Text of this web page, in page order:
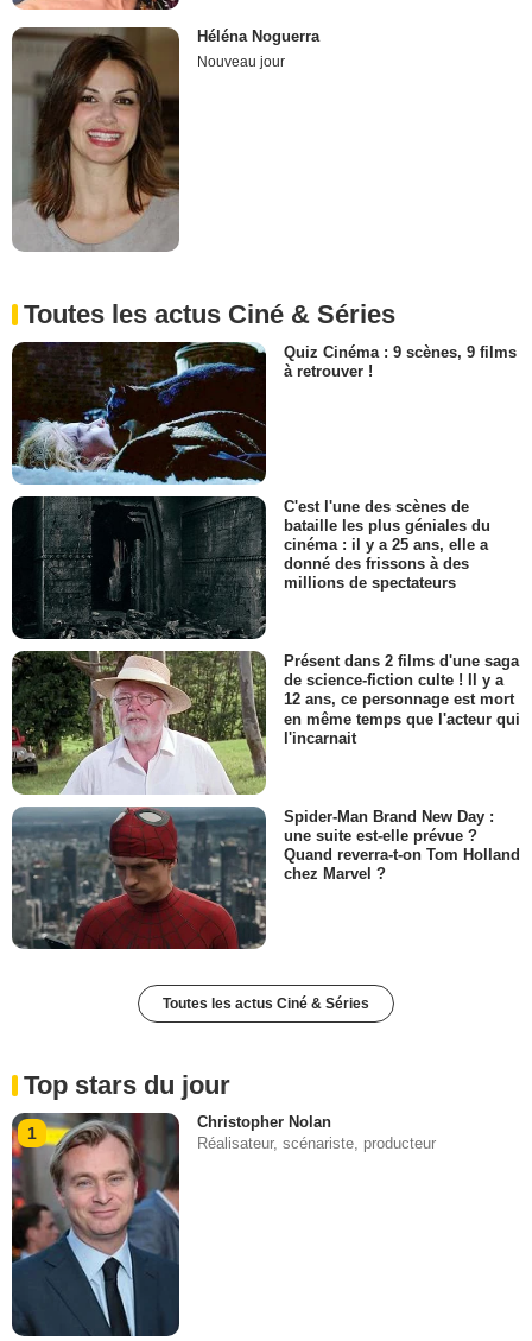
Héléna Noguerra
Nouveau jour
Toutes les actus Ciné & Séries
Quiz Cinéma : 9 scènes, 9 films
à retrouver !
C'est l'une des scènes de
bataille les plus géniales du
cinéma : il y a 25 ans, elle a
donné des frissons à des
millions de spectateurs
Présent dans 2 films d'une saga
de science-fiction culte ! Il y a
12 ans, ce personnage est mort
en même temps que l'acteur qui
l'incarnait
Spider-Man Brand New Day :
une suite est-elle prévue ?
Quand reverra-t-on Tom Holland
chez Marvel ?
Toutes les actus Ciné & Séries
Top stars du jour
1
Christopher Nolan
Réalisateur, scénariste, producteur